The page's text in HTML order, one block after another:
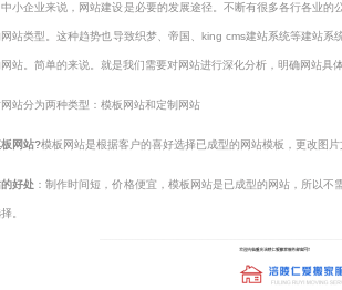
企业来说，网站建设是必要的发展途径。不断有很多各行各业的
站类型。这种趋势也导致织梦、帝国、king cms建站系统等建站
站。简单的来说。就是我们需要对网站进行深化分析，明确网站具
分为两种类型：模板网站和定制网站
网站?模板网站是根据客户的喜好选择已成型的网站模板，更改图片
好处 ：制作时间短，价格便宜，模板网站是已成型的网站，所以
。